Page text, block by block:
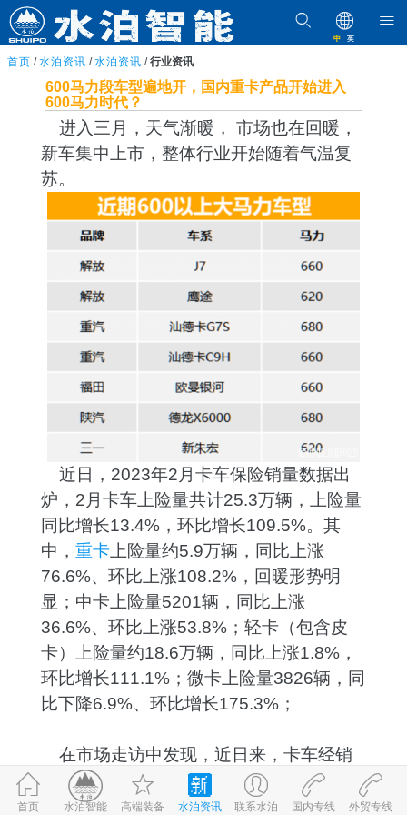
中 英
首页 / 水泊资讯 / 水泊资讯 / 行业资讯
600马力段车型遍地开，国内重卡产品开始进入
600马力时代？
进入三月，天气渐暖， 市场也在回暖，
新车集中上市，整体行业开始随着气温复
苏。
近日，2023年2月卡车保险销量数据出
炉，2月卡车上险量共计25.3万辆，上险量
同比增长13.4%，环比增长109.5%。其
中， 重卡上险量约5.9万辆，同比上涨
76.6%、环比上涨108.2%，回暖形势明
显；中卡上险量5201辆，同比上涨
36.6%、环比上涨53.8%；轻卡（包含皮
卡）上险量约18.6万辆，同比上涨1.8%，
环比增长111.1%；微卡上险量3826辆，同
比下降6.9%、环比增长175.3%；
在市场走访中发现，近日来，卡车经销
门店中600及以上大马力段产品的咨询用户
开始增多，经销商捕获到这一市场需求，
©2017-2026水泊智能 鲁ICP备09059980号-1 鲁公网安备 37083202370898号
首页 水泊智能 高端装备 水泊资讯 联系水泊 国内专线 外贸专线